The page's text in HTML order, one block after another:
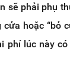
sẽ phải phụ
hoặc “bỏ
phí lúc này